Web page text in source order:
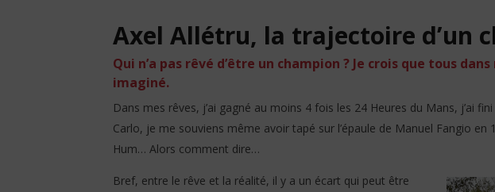
février
Garfz
Garfz
Axel Allétru, la trajectoire d’un
Qui n’a pas rêvé d’être un champion ? Je crois que tous dans
imaginé.
Dans mes rêves, j’ai gagné au moins 4 fois les 24 Heures du Mans, j’ai
Carlo, je me souviens même avoir tapé sur l’épaule de Manuel Fangio en
Hum… Alors comment dire…
Bref, entre le rêve et la réalité, il y a un écart qui peut être